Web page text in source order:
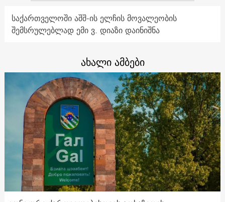
საქართველოში აშშ-ის ელჩის მოვალეობის
შემსრულებლად ემი ვ. დიაზი დაინიშნა
ახალი ამბები